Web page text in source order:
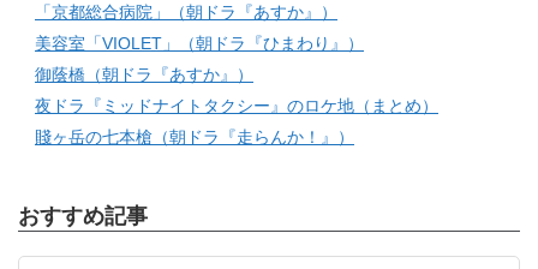
「京都総合病院」（朝ドラ『あすか』）
美容室「VIOLET」（朝ドラ『ひまわり』）
御蔭橋（朝ドラ『あすか』）
夜ドラ『ミッドナイトタクシー』のロケ地（まとめ）
賤ヶ岳の七本槍（朝ドラ『走らんか！』）
おすすめ記事